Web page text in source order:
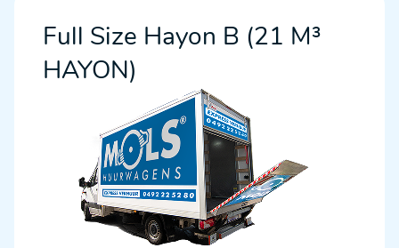
Full Size Hayon B (21 M³
HAYON)